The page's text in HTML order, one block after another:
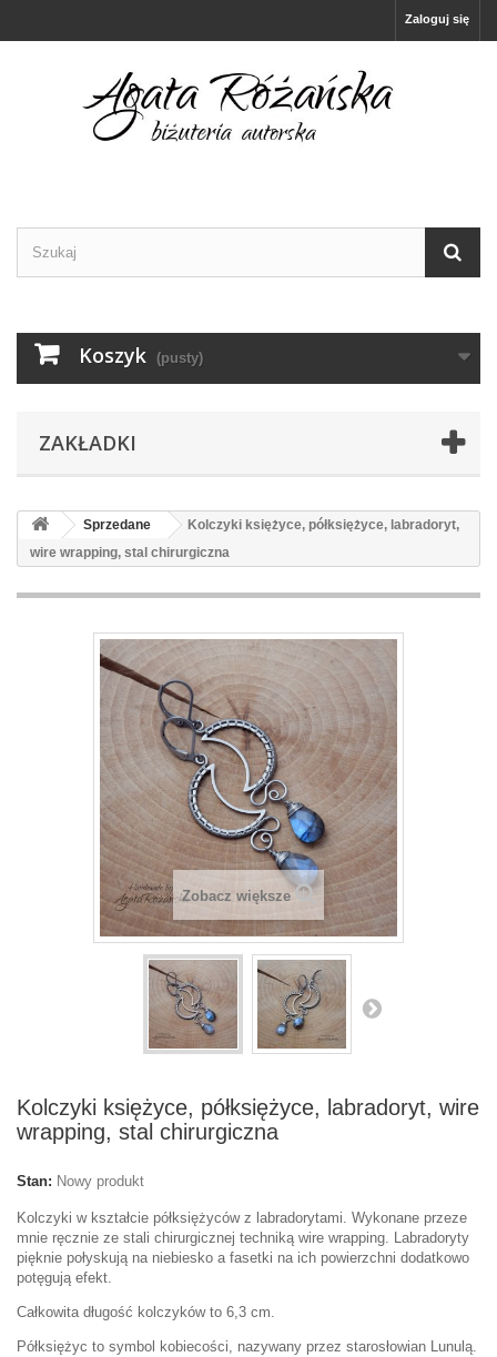
Zaloguj się
Koszyk (pusty)
ZAKŁADKI
Sprzedane
Kolczyki księżyce, półksiężyce, labradoryt,
wire wrapping, stal chirurgiczna
Zobacz większe
Kolczyki księżyce, półksiężyce, labradoryt, wire
wrapping, stal chirurgiczna
Stan: Nowy produkt
Kolczyki w kształcie półksiężyców z labradorytami. Wykonane przeze
mnie ręcznie ze stali chirurgicznej techniką wire wrapping. Labradoryty
pięknie połyskują na niebiesko a fasetki na ich powierzchni dodatkowo
potęgują efekt.
Całkowita długość kolczyków to 6,3 cm.
Półksiężyc to symbol kobiecości, nazywany przez starosłowian Lunulą.